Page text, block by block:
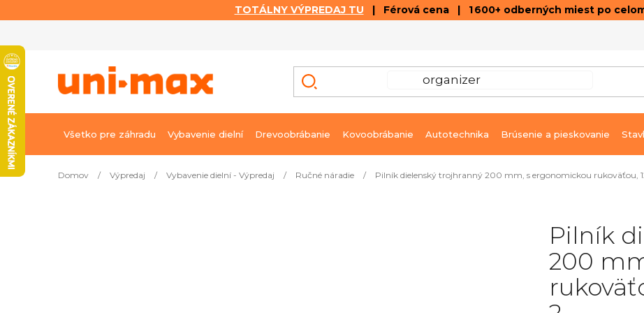
TOTÁLNY VÝPREDAJ TU | Férová cena | 1 600+ odberných miest po
obsah
Všetko pre záhradu Vybavenie dielní Drevoobrábanie Kovoobrábanie Autotechnika Brúsenie a pieskovanie
Domov / Výpredaj / Vybavenie dielní - Výpredaj / Ručné náradie / Pilník dielenský trojhranný 200 mm, s ergonomickou rukoväťou,
Pilník
200